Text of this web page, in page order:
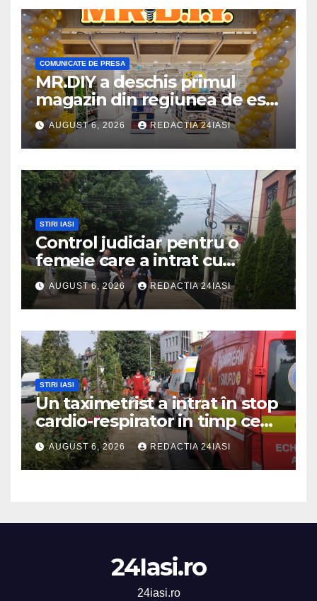
COMUNICATE DE PRESA
MR.DIY a deschis primul
magazin din regiunea de est,
la Iulius Mall Iași: peste 10.000
de produse, la prețuri
avantajoase
AUGUST 6, 2026 REDACTIA 24IASI
STIRI IASI
Control judiciar pentru o
femeie care a intrat cu
mașina într-o turmă de oi
AUGUST 6, 2026 REDACTIA 24IASI
STIRI IASI
Un taximetrist a intrat în stop
cardio-respirator in timp ce
se afla la volan
AUGUST 6, 2026 REDACTIA 24IASI
24Iasi.ro
24iasi.ro